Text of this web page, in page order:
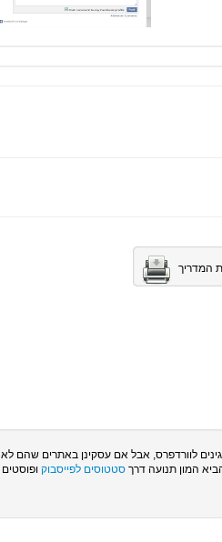
המדריך
לוורדפרס, אבל אם עסקינן באתרים שהם לא
המון תנועה דרך סטטוסים לפייסבוק ופוסטים